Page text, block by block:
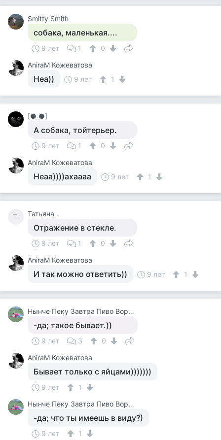
Smitty Smith
собака, маленькая....
9 лет 1
0
AniraM Кожеватова
Неа)) 9 лет 1
[●_●]
А собака, тойтерьер.
9 лет 1
0
AniraM Кожеватова
Неаа))))ахаааа 9 лет 1
Т. Татьяна .
Отражение в стекле.
9 лет 1
0
AniraM Кожеватова
И так можно ответить)) 9 лет 1
Нынче Пеку Завтра Пиво Ворю У Каралевий Дитя Отберу.
-да; такое бывает.))
9 лет 3
0
AniraM Кожеватова
Бывает только с яйцами)))))))
9 лет
1
Нынче Пеку Завтра Пиво Ворю У Каралевий Дитя Отберу.
-да; что ты имеешь в виду?)
9 лет 1